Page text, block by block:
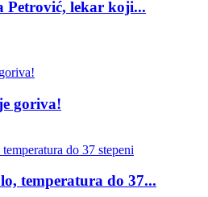
Petrović, lekar koji...
goriva!
temperatura do 37...